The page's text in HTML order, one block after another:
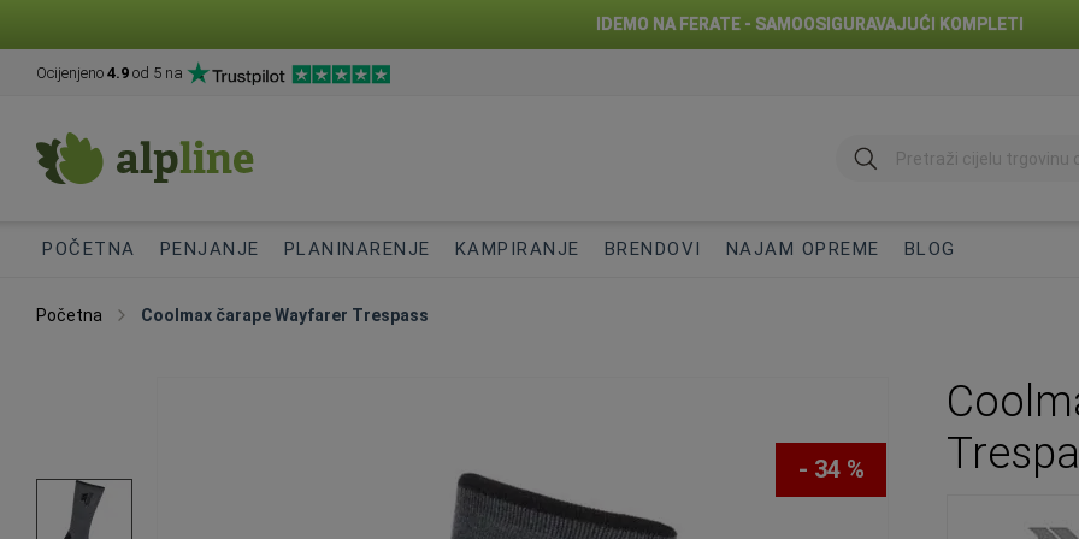
IDEMO NA FERATE - SAMOOSIGURAVAJUĆI KOMPLETI
Ocijenjeno 4.9 od 5 na
traži
POČETNA PENJANJE PLANINARENJE KAMPIRANJE BRENDOVI NAJAM OPREME BLOG
Početna Coolmax čarape Wayfarer Trespass
of
- 34 %